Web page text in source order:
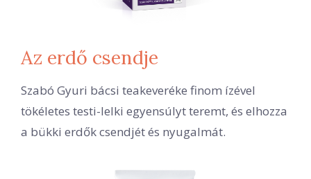
Az erdő csendje
Szabó Gyuri bácsi teakeveréke finom ízével
tökéletes testi-lelki egyensúlyt teremt, és elhozza
a bükki erdők csendjét és nyugalmát.